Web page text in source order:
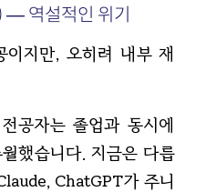
— 역설적인 위기
지만, 오히려 내부 재
공자는 졸업과 동시에
했습니다. 지금은 다릅
ChatGPT가 주니